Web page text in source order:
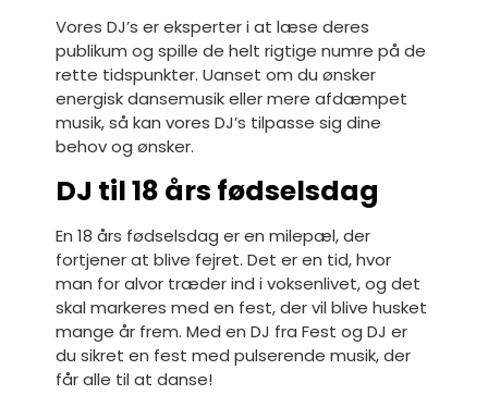
Vores DJ’s er eksperter i at læse deres
publikum og spille de helt rigtige numre på de
rette tidspunkter. Uanset om du ønsker
energisk dansemusik eller mere afdæmpet
musik, så kan vores DJ’s tilpasse sig dine
behov og ønsker.
DJ til 18 års fødselsdag
En 18 års fødselsdag er en milepæl, der
fortjener at blive fejret. Det er en tid, hvor
man for alvor træder ind i voksenlivet, og det
skal markeres med en fest, der vil blive husket
mange år frem. Med en DJ fra Fest og DJ er
du sikret en fest med pulserende musik, der
får alle til at danse!